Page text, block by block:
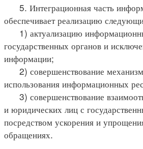
5. Интеграционная часть
обеспечивает реализацию
1) актуализацию
государственных органов и
информации;
2) совершенствование
использования информационных
3) совершенствование
и юридических лиц с
посредством ускорения и
обращениях.